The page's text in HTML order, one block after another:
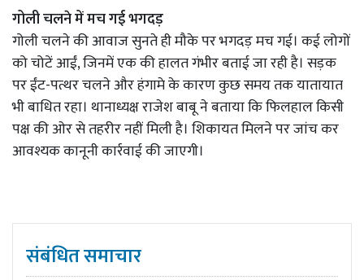
गोली चलने में मच गई भगदड़
गोली चलने की आवाज सुनते ही मौके पर भगदड़ मच गई। कई लोगों
को चोटें आईं, जिनमें एक की हालत गंभीर बताई जा रही है। सड़क
पर ईंट-पत्थर चलने और हंगामे के कारण कुछ समय तक यातायात
भी बाधित रहा। थानाध्यक्ष राजेश बाबू ने बताया कि फिलहाल किसी
पक्ष की ओर से तहरीर नहीं मिली है। शिकायत मिलने पर जांच कर
आवश्यक कानूनी कार्रवाई की जाएगी।
संबंधित समाचार